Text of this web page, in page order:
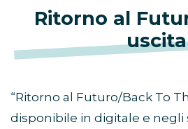
Ritorno al
uscita
“Ritorno al Futuro/Back To
disponibile in digitale e negli